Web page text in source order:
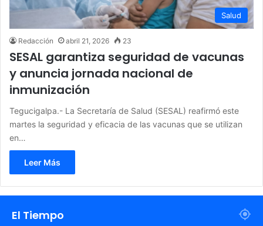
Salud
Redacción abril 21, 2026 23
SESAL garantiza seguridad de vacunas
y anuncia jornada nacional de
inmunización
Tegucigalpa.- La Secretaría de Salud (SESAL) reafirmó este
martes la seguridad y eficacia de las vacunas que se utilizan
en…
Leer Más
El Tiempo